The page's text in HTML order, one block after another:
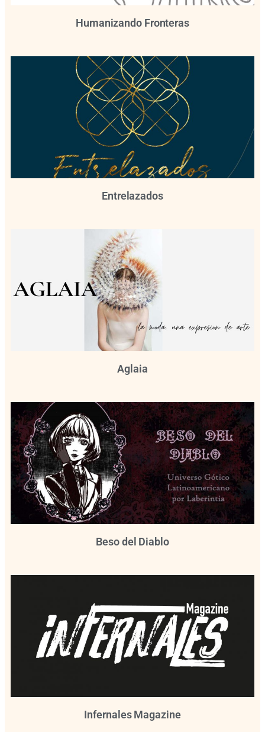
Humanizando Fronteras
Entrelazados
Aglaia
Beso del Diablo
Infernales Magazine